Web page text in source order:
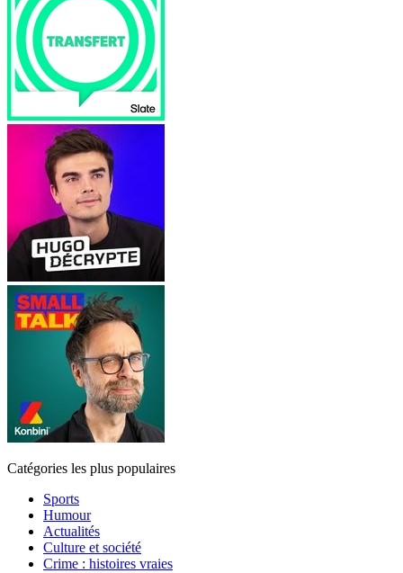
Catégories les plus populaires
Sports
Humour
Actualités
Culture et société
Crime : histoires vraies